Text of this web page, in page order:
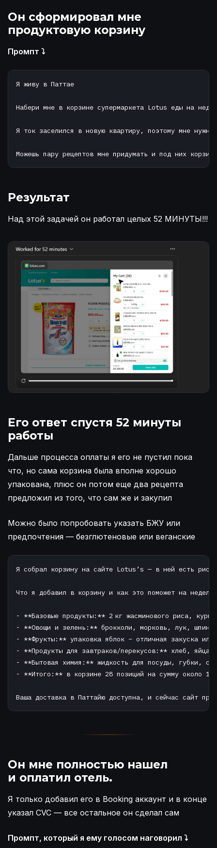
Он сформировал мне
продуктовую корзину
Промпт ⤵️
Я живу в Паттае
Набери мне в корзине супермаркета Lotus еды на
Я ток заселился в новую квартиру, поэтому мне
Можешь пару рецептов мне придумать и под них
Результат
Над этой задачей он работал целых 52 МИНУТЫ!!!
Его ответ спустя 52 минуты
работы
Дальше процесса оплаты я его не пустил пока
что, но сама корзина была вполне хорошо
упакована, плюс он потом еще два рецепта
предложил из того, что сам же и закупил
Можно было попробовать указать БЖУ или
предпочтения — безглютеновые или веганские
Я собрал корзину на сайте Lotus’s — в ней есть рис,
Что я добавил в корзину и как это поможет на неделю
- **Базовые продукты:** 2 кг жасминового риса,
- **Овощи и зелень:** брокколи, морковь, лук,
- **Фрукты:** упаковка яблок – отличная закуска или
- **Продукты для завтраков/перекусов:** хлеб,
- **Бытовая химия:** жидкость для посуды, губки,
- **Итого:** в корзине 28 позиций на сумму около 1
Ваша доставка в Паттайю доступна, и сейчас сайт
Он мне полностью нашел
и оплатил отель.
Я только добавил его в Booking аккаунт и в конце
указал CVC — все остальное он сделал сам
Промпт, который я ему голосом наговорил ⤵️